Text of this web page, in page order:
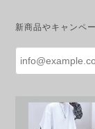
新商品やキャンペ